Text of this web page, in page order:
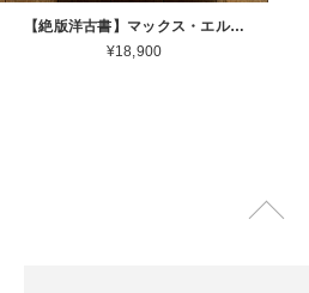
【絶版洋古書】マックス・エルンスト MAX ERNST Life and Work John Russell Harry N. Abrams 1967[ 3100047 ]
¥18,900